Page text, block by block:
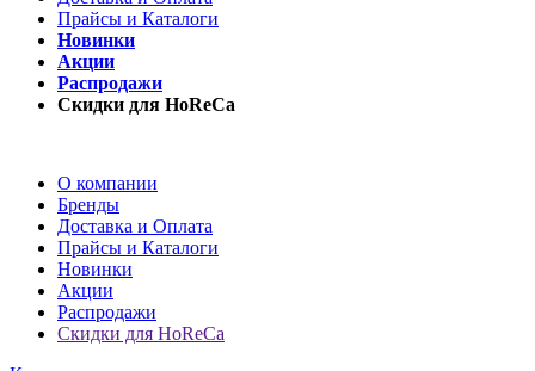
Прайсы и Каталоги
Новинки
Акции
Распродажи
Скидки для HoReCa
О компании
Бренды
Доставка и Оплата
Прайсы и Каталоги
Новинки
Акции
Распродажи
Скидки для HoReCa